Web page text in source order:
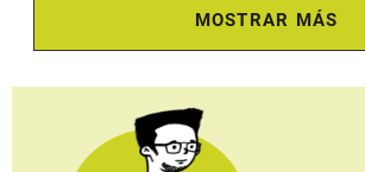
MOSTRAR MÁS